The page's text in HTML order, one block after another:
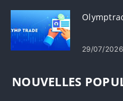
29/07/2026
NOUVELLES